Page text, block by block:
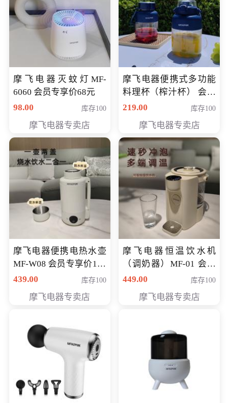
摩飞电器灭蚊灯MF-
6060 会员专享价68元
98.00
库存100
摩飞电器专卖店
摩飞电器便携式多功能
料理杯（榨汁杯） 会员
专享价118元
219.00 库存100
摩飞电器专卖店
摩飞电器便携电热水壶
MF-W08 会员专享价198
元
439.00 库存100
摩飞电器专卖店
摩飞电器恒温饮水机
（调奶器）MF-01 会员
专享价366元
449.00 库存100
摩飞电器专卖店